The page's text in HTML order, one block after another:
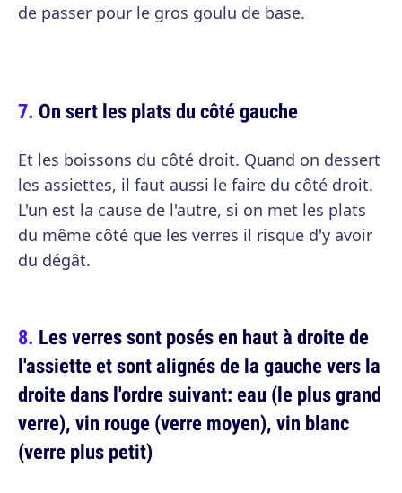
de passer pour le gros goulu de base.
On sert les plats du côté gauche
Et les boissons du côté droit. Quand on dessert
les assiettes, il faut aussi le faire du côté droit.
L'un est la cause de l'autre, si on met les plats
du même côté que les verres il risque d'y avoir
du dégât.
Les verres sont posés en haut à droite de
l'assiette et sont alignés de la gauche vers la
droite dans l'ordre suivant: eau (le plus grand
verre), vin rouge (verre moyen), vin blanc
(verre plus petit)